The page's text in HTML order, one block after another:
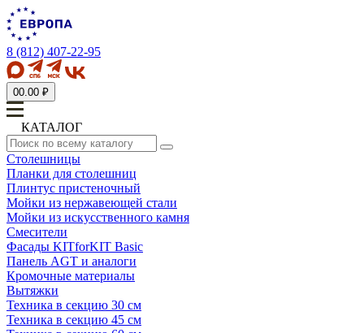
8 (812) 407-22-95
00.00 ₽
КАТАЛОГ
Столешницы
Планки для столешниц
Плинтус пристеночный
Мойки из нержавеющей стали
Мойки из искусственного камня
Смесители
Фасады KITforKIT Basic
Панель AGT и аналоги
Кромочные материалы
Вытяжки
Техника в секцию 30 см
Техника в секцию 45 см